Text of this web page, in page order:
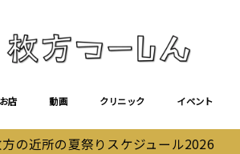
お店 動画 クリニック イベント
の近所の夏祭りスケジュール2026